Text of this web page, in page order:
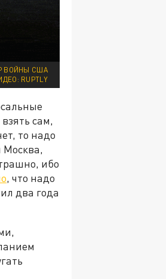
ВОЙНЫ США
RUPTLY
сам,
то надо
Москва,
ибо
, что надо
два года